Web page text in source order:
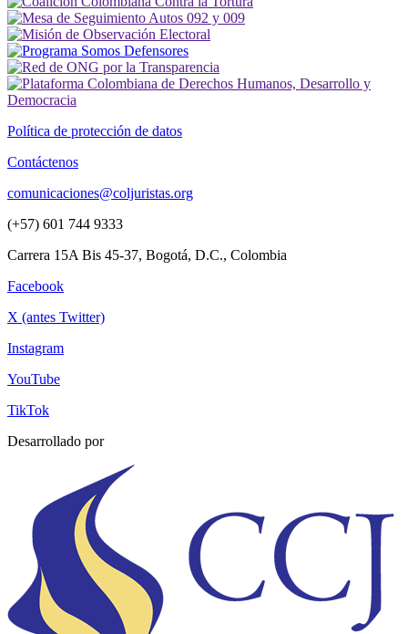
Política de protección de datos
Contáctenos
comunicaciones@coljuristas.org
(+57) 601 744 9333
Carrera 15A Bis 45-37, Bogotá, D.C., Colombia
Facebook
X (antes Twitter)
Instagram
YouTube
TikTok
Desarrollado por